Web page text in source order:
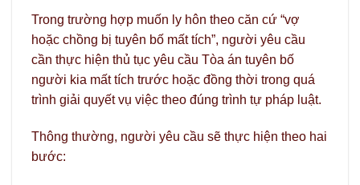
Trong trường hợp muốn ly hôn theo căn cứ “vợ
hoặc chồng bị tuyên bố mất tích”, người yêu cầu
cần thực hiện thủ tục yêu cầu Tòa án tuyên bố
người kia mất tích trước hoặc đồng thời trong quá
trình giải quyết vụ việc theo đúng trình tự pháp luật.
Thông thường, người yêu cầu sẽ thực hiện theo hai
bước: